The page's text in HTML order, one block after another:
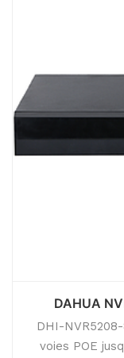
DAHUA
DHI-
voies POE